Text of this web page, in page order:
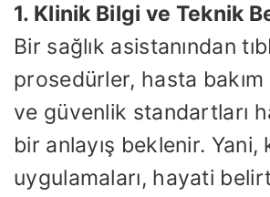
1. Klinik Bilgi ve Teknik
Bir sağlık asistanından
prosedürler, hasta
ve güvenlik standartları
bir anlayış beklenir. Yani,
uygulamaları, hayati